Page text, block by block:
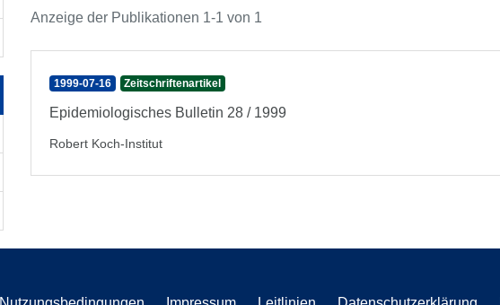
Anzeige der Publikationen 1-1 von 1
1999-07-16 Zeitschriftenartikel
Epidemiologisches Bulletin 28 / 1999
Robert Koch-Institut